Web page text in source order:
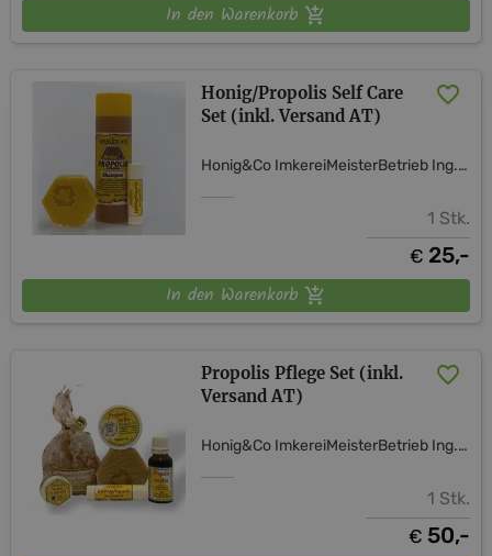
In den Warenkorb
Honig/Propolis Self Care
Set (inkl. Versand AT)
Honig&Co ImkereiMeisterBetrieb Ing. Verena Hagelkruys
1 Stk.
€ 25,-
In den Warenkorb
Propolis Pflege Set (inkl.
Versand AT)
Honig&Co ImkereiMeisterBetrieb Ing. Verena Hagelkruys
1 Stk.
€ 50,-